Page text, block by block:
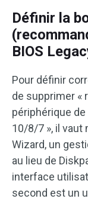
Définir la
BIOS
Pour définir
de supprimer «
périphérique
10/8/7 », il vaut
Wizard, un
au lieu de
interface
second est un